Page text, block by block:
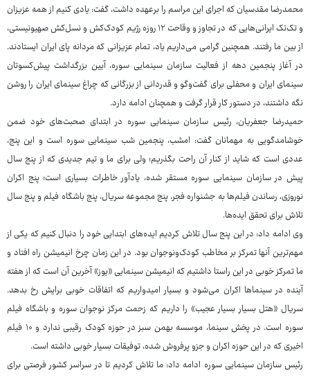
محمدرضا مقدسیان که اجرای این مراسم را برعهده داشت، گفت: یادی کنیم از همه عزیزان
و تک‌تک ایرانی‌هایی که در تجاوز و وقاحت ۱۲ روزه رژیم کودک‌کش و نسل‌کش صهیونیستی،
از بین ما رفتند. همچنین گرامی می‌داریم یاد، تمام عزیزانی که مردانه پای ایران ایستادند.
در آغاز پنجمین دهه از فعالیت سازمان سینمایی سوره، آیین بزرگداشت پیش‌کسوتان
سینمای ایران و محفلی برای گفت‌وگو و قدردانی از بزرگانی که چراغ سینمای ایران را روشن
نگه داشتند، در دستور کار قرار گرفت و همچنان ادامه دارد.
حمیدرضا جعفریان، رئیس سازمان سینمایی سوره در ابتدای صحبت‌های خود ضمن
خوشامدگویی به مهمانان گفت: امشب، پنجمین شب سینمایی سوره است و این پنج،
عددی است که شاید از کنار آن راحت بگذریم؛ ولی برای ما و تیم جدیدی که از پنج سال
پیش در سازمان سینمایی سوره مستقر شده، یادآور خاطرات بسیاری است؛ پنج اکران
نوروزی، رساندن فیلم‌ها به جشنواره فجر، پنج مجموعه سریال، پنج باشگاه فیلم و پنج سال
تلاش برای تحقق ایده‌ها.
وی ادامه داد: در این پنج سال تلاش کردیم ایده‌های ابتدایی خود را دنبال کنیم که یکی از
مهم‌ترین آنها تمرکز بر مخاطب کودک‌ونوجوان بود. در این زمان چرخ انیمیشن راه افتاد و
ما تمرکز خوبی در این راستا داشتیم که انیمیشن سینمایی «یوز» آخرین آن است که از هفته
آینده در سینماها اکران می‌شود و بسیار امیدواریم که اتفاقات خوبی برایش رخ بدهد.
سریال «هتل بسیار بسیار عجیب» را داریم که زحمت مرکز نوجوان سوره و باشگاه فیلم
سوره است. در پخش سینما، موسسه بهمن سبز در حوزه کودک رقیبی ندارد و ۱۰ فیلم
اخیری که در این حوزه اکران و جزو پرفروش شده، توفیقات بسیار خوبی داشته است.
رئیس سازمان سینمایی سوره ادامه داد: ما تلاش کردیم تا در سراسر کشور فرصتی برای